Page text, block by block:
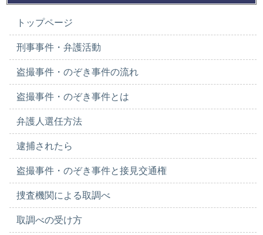
トップページ
刑事事件・弁護活動
盗撮事件・のぞき事件の流れ
盗撮事件・のぞき事件とは
弁護人選任方法
逮捕されたら
盗撮事件・のぞき事件と接見交通権
捜査機関による取調べ
取調べの受け方